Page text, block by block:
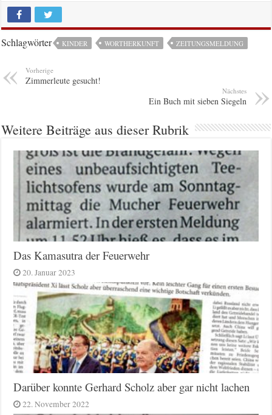
Schlagwörter KINDER WORTHERKUNFT ZEITUNGSMELDUNG
Vorherige
Zimmerleute gesucht!
Nächstes
Ein Buch mit sieben Siegeln
Weitere Beiträge aus dieser Rubrik
Das Kamasutra der Feuerwehr
20. Januar 2023
Darüber konnte Gerhard Scholz aber gar nicht lachen
22. November 2022